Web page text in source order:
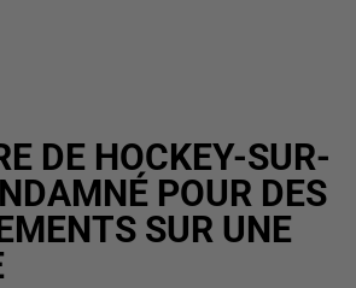
DE HOCKEY-SUR-
POUR DES
SUR UNE